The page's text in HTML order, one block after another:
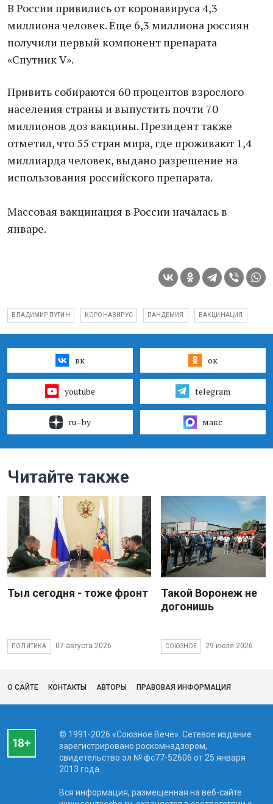
В России привились от коронавируса 4,3
миллиона человек. Еще 6,3 миллиона россиян
получили первый компонент препарата
«Спутник V».
Привить собираются 60 процентов взрослого
населения страны и выпустить почти 70
миллионов доз вакцины. Президент также
отметил, что 55 стран мира, где проживают 1,4
миллиарда человек, выдано разрешение на
использования российского препарата.
Массовая вакцинация в России началась в
январе.
ВЛАДИМИР ПУТИН КОРОНАВИРУС ПАНДЕМИЯ ВАКЦИНАЦИЯ
вк ок
youtube telegram
ru–by макс
Читайте также
Тыл сегодня - тоже фронт
ПОЛИТИКА 07 августа 2026
Такой Воронеж не
догонишь
СОЮЗНОЕ 29 июля 2026
О САЙТЕ КОНТАКТЫ АВТОРЫ ПРАВОВАЯ ИНФОРМАЦИЯ
© 1991-2026 «Союзное Вече». Сетевое издание
зарегистрировано роскомнадзором,
свидетельство эл № фc77-52606 от 25 января
2013 года.
Вся информация, размещенная на веб-сайте